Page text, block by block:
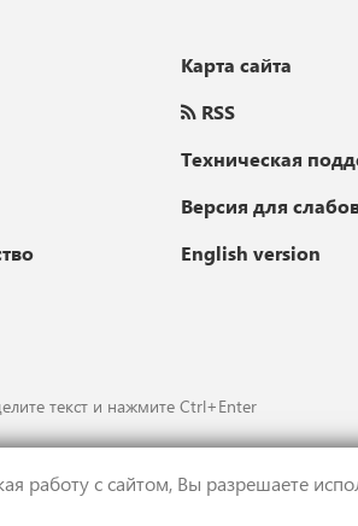
работу с сайтом, Вы разрешаете
Карта сайта
RSS
Техническая
Версия для
English version
текст и нажмите Ctrl+Enter